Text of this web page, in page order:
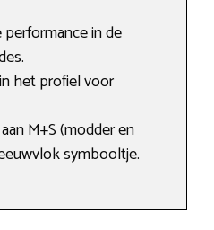
in de
het profiel voor
M+S (modder en
symbooltje.